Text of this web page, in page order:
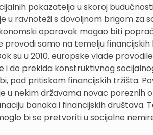
pokazatelja u skoroj
ravnoteži s dovoljnom brigom za
oporavak mogao biti
provodi samo na temelju
su u 2010. europske vlade
do prekida konstruktivnog
pod pritiskom financijskih tržišta.
u nekim državama novac poreznih
banaka i financijskih društava.
bi se pretvoriti u socijalne